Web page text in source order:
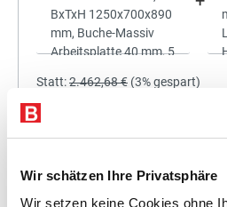
Wir schätzen Ihre Privatsphäre
Wir setzen keine Cookies ohne
Statt:2.462,68 € (3%gespart)
Preis für alle: